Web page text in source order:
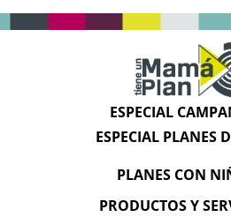
ESPECIAL
ESPECIAL PLANES
PLANES CON
PRODUCTOS Y